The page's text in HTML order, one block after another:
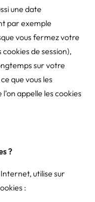
une date
par exemple
vous fermez votre
cookies de session),
sur votre
que vous les
appelle les cookies
?
utilise sur
: